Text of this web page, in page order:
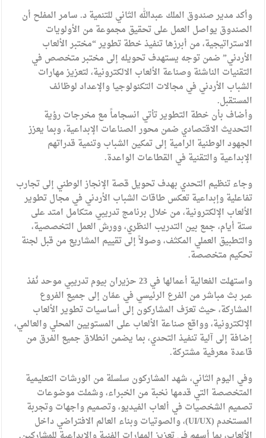
وأكد مدير صندوق الملك عبدالله الثاني للتنمية د. سامر المفلح أن
الصندوق يواصل العمل على تحقيق مجموعة من الأولويات
الاستراتيجية، من أبرزها تنفيذ خطة تطوير “مختبر الألعاب
الأردني” ضمن توجه يستهدف تحويله إلى مختبر متخصص في
التقنيات الناشئة وصناعة الألعاب الالكترونية، لتعزيز مهارات
الشباب الأردني في مجالات التكنولوجيا والإعداد لوظائف
المستقبل.
وأضاف بأن خطة التطوير تأتي انسجاماً مع مخرجات رؤية
التحديث الاقتصادي ضمن محور الصناعات الإبداعية، وبما يعزز
الجهود الوطنية الرامية إلى تمكين الشباب وتنمية قدراتهم
الإبداعية والتقنية في القطاعات الواعدة.
وجاء تنظيم التحدي بهدف تحويل قصة الإنجاز الوطني إلى تجارب
تفاعلية وإبداعية تعكس طاقات الشباب الأردني في مجال تطوير
الألعاب الإلكترونية، من خلال برنامج تدريبي متكامل امتد على
ستة أيام، جمع بين التدريب النظري، وورش العمل التخصصية،
والتطبيق العملي المكثف، وصولاً إلى تقييم المشاريع من قبل لجنة
تحكيم متخصصة.
واستهلت الفعالية أعمالها في 23 حزيران بيوم تدريبي موحد نُفذ
عبر بث مباشر من الفرع الرئيسي في عمّان إلى جميع الفروع
المشاركة، حيث تعرّف المشاركون إلى أساسيات تطوير الألعاب
الإلكترونية، وواقع صناعة الألعاب على المستويين المحلي والعالمي،
إضافة إلى آلية تنفيذ التحدي، بما يضمن انطلاق جميع الفرق من
قاعدة معرفية مشتركة.
وفي اليوم الثاني، شهد المشاركون سلسلة من الورشات التعليمية
المتخصصة التي قدمها نخبة من الخبراء، وشملت موضوعات
تصميم الشخصيات في ألعاب الفيديو، وتصميم واجهات وتجربة
المستخدم (UI/UX)، والصوتيات وبناء العالم الافتراضي داخل